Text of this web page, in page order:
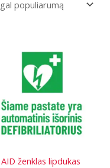
AID ženklas lipdukas